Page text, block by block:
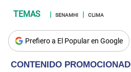
SENAMHI CLIMA
Prefiero a El Popular en Google